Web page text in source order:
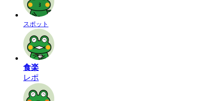
スポット
食楽
レポ